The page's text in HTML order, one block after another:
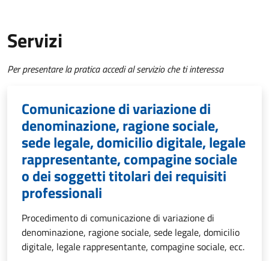
Servizi
Per presentare la pratica accedi al servizio che ti interessa
Comunicazione di variazione di
denominazione, ragione sociale,
sede legale, domicilio digitale, legale
rappresentante, compagine sociale
o dei soggetti titolari dei requisiti
professionali
Procedimento di comunicazione di variazione di
denominazione, ragione sociale, sede legale, domicilio
digitale, legale rappresentante, compagine sociale, ecc.